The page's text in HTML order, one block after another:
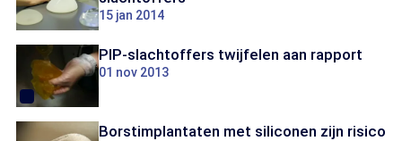
15 jan 2014
PIP-slachtoffers twijfelen aan rapport
01 nov 2013
Borstimplantaten met siliconen zijn risico